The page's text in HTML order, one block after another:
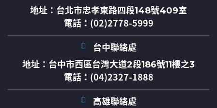
地址： 台北市忠孝東路四段148號409室
電話：(02)2778-5999
台中聯絡處
地址： 台中市西區台灣大道2段186號11樓之3
電話：(04)2327-1888
高雄聯絡處